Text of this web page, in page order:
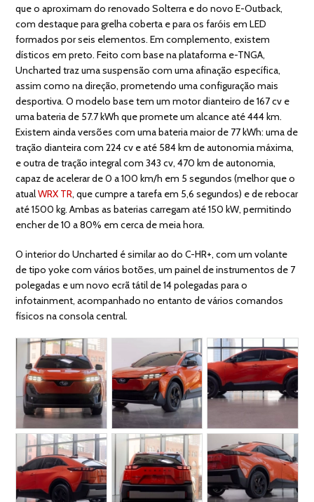
que o aproximam do renovado Solterra e do novo E-Outback,
com destaque para grelha coberta e para os faróis em LED
formados por seis elementos. Em complemento, existem
dísticos em preto. Feito com base na plataforma e-TNGA,
Uncharted traz uma suspensão com uma afinação específica,
assim como na direção, prometendo uma configuração mais
desportiva. O modelo base tem um motor dianteiro de 167 cv e
uma bateria de 57.7 kWh que promete um alcance até 444 km.
Existem ainda versões com uma bateria maior de 77 kWh: uma de
tração dianteira com 224 cv e até 584 km de autonomia máxima,
e outra de tração integral com 343 cv, 470 km de autonomia,
capaz de acelerar de 0 a 100 km/h em 5 segundos (melhor que o
atualWRX TR, que cumpre a tarefa em 5,6 segundos) e de rebocar
até 1500 kg. Ambas as baterias carregam até 150 kW, permitindo
encher de 10 a 80% em cerca de meia hora.
O interior do Uncharted é similar ao do C-HR+, com um volante
de tipo yoke com vários botões, um painel de instrumentos de 7
polegadas e um novo ecrã tátil de 14 polegadas para o
infotainment, acompanhado no entanto de vários comandos
físicos na consola central.